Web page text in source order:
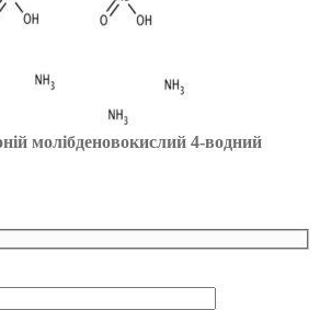
молібденовокислий 4-водний